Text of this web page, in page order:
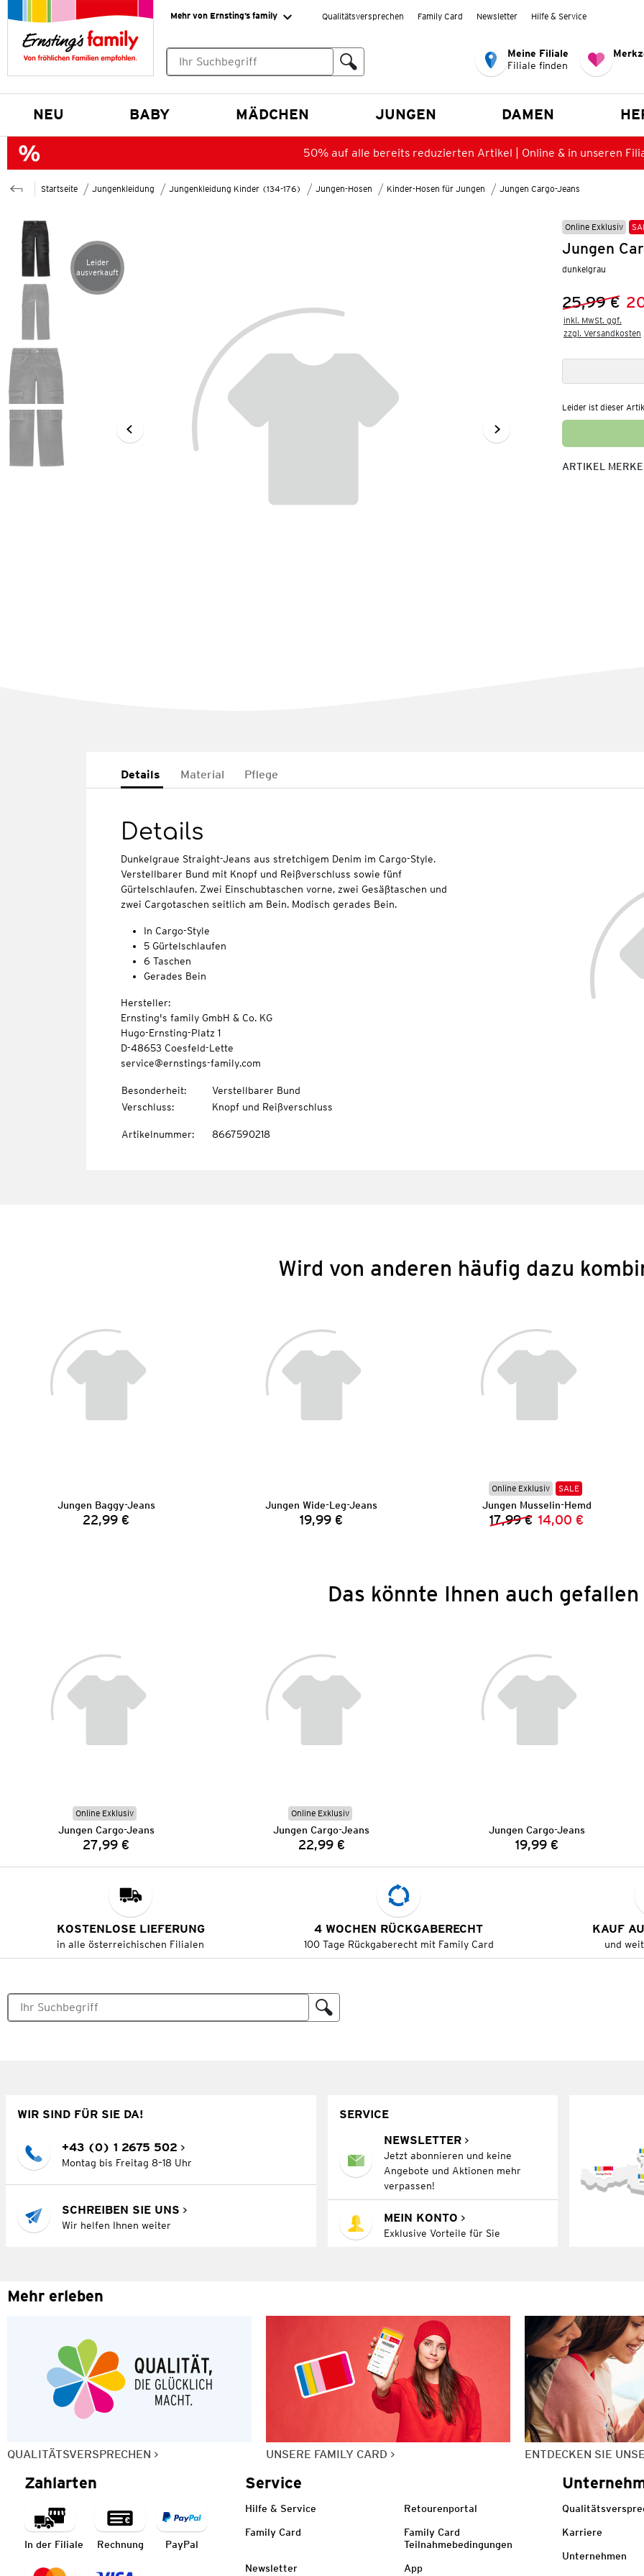
Mehr von Ernsting’s family Qualitätsversprechen Family Card Newsletter Hilfe & Service
Meine Filiale
Filiale finden
NEU BABY MÄDCHEN JUNGEN DAMEN
50% auf alle bereits reduzierten Artikel | Online & in unseren
Startseite Jungenkleidung Jungenkleidung Kinder (134-176) Jungen-Hosen Kinder-Hosen für Jungen Jungen Cargo-Jeans
Artikel leider ausverkauft
Leider
ausverkauft
Online Exklusiv
Jungen
dunkelgrau
Vorheriger
25,99 €
Neuer
inkl. MwSt. ggf.
zzgl. Versandkosten
Leider ist dieser
ARTIKEL
Details Material Pflege
Details
Dunkelgraue Straight-Jeans aus stretchigem Denim im Cargo-Style.
Verstellbarer Bund mit Knopf und Reißverschluss sowie fünf
Gürtelschlaufen. Zwei Einschubtaschen vorne, zwei Gesäßtaschen und
zwei Cargotaschen seitlich am Bein. Modisch gerades Bein.
In Cargo-Style
5 Gürtelschlaufen
6 Taschen
Gerades Bein
Hersteller:
Ernsting's family GmbH & Co. KG
Hugo-Ernsting-Platz 1
D-48653 Coesfeld-Lette
service@ernstings-family.com
Besonderheit:
Verstellbarer Bund
Verschluss: Knopf und Reißverschluss
Artikelnummer: 8667590218
Wird von anderen häufig dazu
Jungen Baggy-Jeans
Preis:
22,99 €
Jungen Wide-Leg-Jeans
Preis:
19,99 €
Online Exklusiv SALE
Jungen Musselin-Hemd
Vorheriger Preis:
17,99 € Neuer Preis:
14,00 €
Das könnte Ihnen auch gefallen
Online Exklusiv
Jungen Cargo-Jeans
Preis:
27,99 €
Online Exklusiv
Jungen Cargo-Jeans
Preis:
22,99 €
Jungen Cargo-Jeans
Preis:
19,99 €
KOSTENLOSE LIEFERUNG
in alle österreichischen Filialen
4 WOCHEN RÜCKGABERECHT
100 Tage Rückgaberecht mit Family Card
KAUF
und
WIR SIND FÜR SIE DA!
+43 (0) 1 2675 502
Montag bis Freitag 8–18 Uhr
SCHREIBEN SIE UNS
Wir helfen Ihnen weiter
SERVICE
NEWSLETTER
Jetzt abonnieren und keine
Angebote und Aktionen mehr
verpassen!
MEIN KONTO
Exklusive Vorteile für Sie
Mehr erleben
QUALITÄTSVERSPRECHEN UNSERE FAMILY CARD ENTDECKEN SIE
Zahlarten
In der Filiale Rechnung PayPal
Service
Hilfe & Service Retourenportal
Family Card
Family Card
Teilnahmebedingungen
Newsletter App
Karriere
Unternehmen